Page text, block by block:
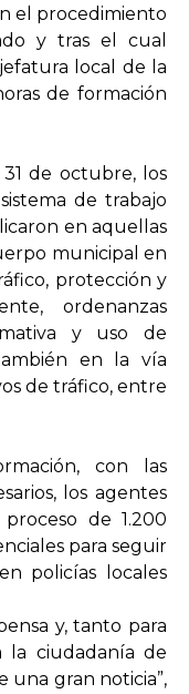
el procedimiento
y tras el cual
local de la
de formación
de octubre, los
de trabajo
en aquellas
municipal en
protección y
ordenanzas
y uso de
en la vía
de tráfico, entre
con las
los agentes
de 1.200
para seguir
policías locales
y, tanto para
la ciudadanía de
una gran noticia”,